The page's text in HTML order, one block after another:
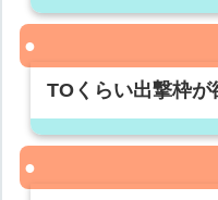
TOくらい出撃枠が